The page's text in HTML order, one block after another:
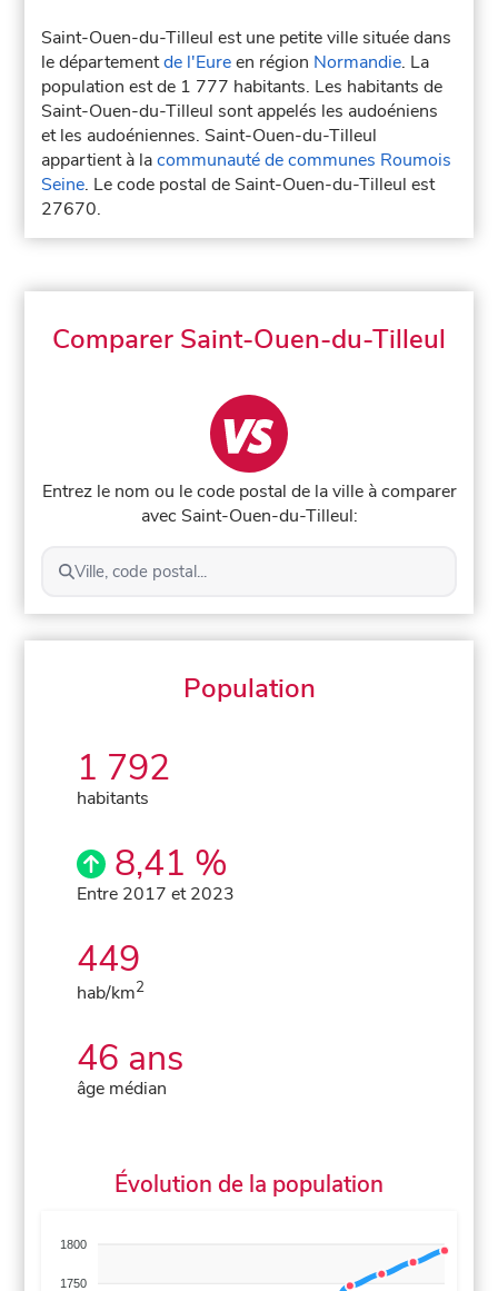
Saint-Ouen-du-Tilleul est une petite ville située dans
le départementde l'Eureen région Normandie. La
population est de 1 777 habitants. Les habitants de
Saint-Ouen-du-Tilleul sont appelés les audoéniens
et les audoéniennes. Saint-Ouen-du-Tilleul
appartient à lacommunauté de communes Roumois
Seine. Le code postal de Saint-Ouen-du-Tilleul est
27670.
Comparer Saint-Ouen-du-Tilleul
Entrez le nom ou le code postal de la ville à comparer
avec Saint-Ouen-du-Tilleul:
Ville, code postal...
Population
1 792
habitants
8,41 %
Entre 2017 et 2023
449
hab/km2
46 ans
âge médian
Évolution de la population
1800
1750